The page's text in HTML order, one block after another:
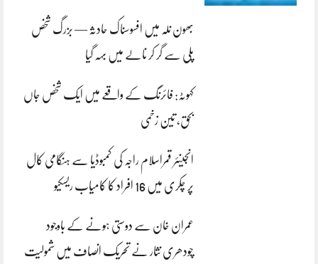
بھون نلہ میں افسوسناک حادثہ — بزرگ شخص
پلی سے گر کر نالے میں بہہ گیا
کہوٹہ: فائرنگ کے واقعے میں ایک شخص جاں
بحق، تین زخمی
انجینئر قمراسلام راجہ کی کمبوڈیا سے ہنگامی کال
پر چکری میں 16 افراد کا کامیاب ریسکیو
عمران خان سے دوستی ہونے کے باوجود
چودھری نثار نے تحریک انصاف میں شمولیت